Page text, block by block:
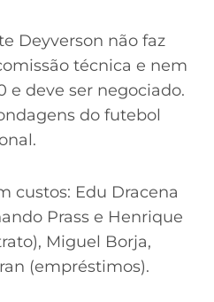
Deyverson não faz
técnica e nem
e deve ser negociado.
do futebol
custos: Edu Dracena
Prass e Henrique
Miguel Borja,
(empréstimos).